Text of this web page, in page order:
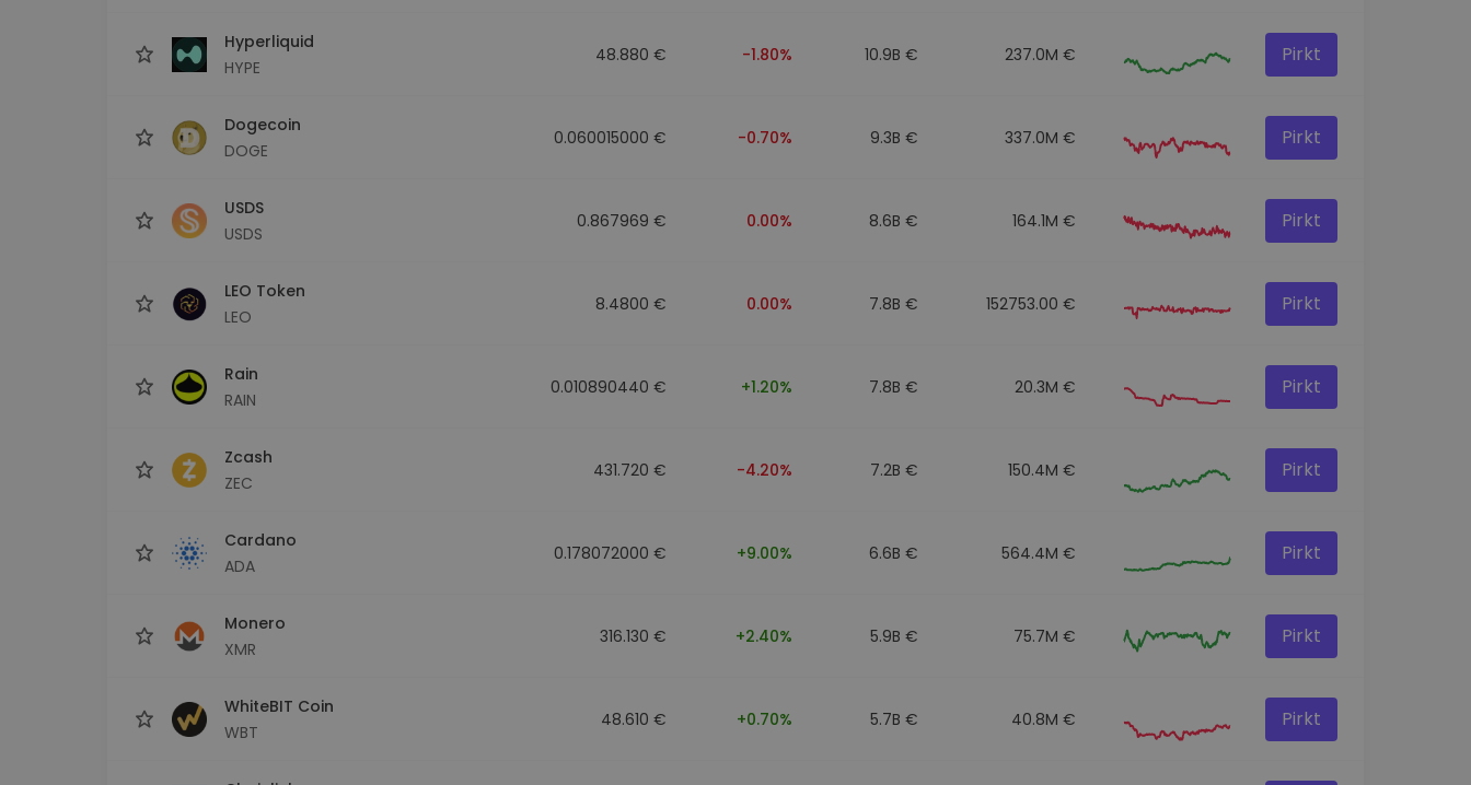
Hyperliquid
HYPE
48.880 € -1.80% 10.9B € 237.0M € Pirkt
Dogecoin
DOGE
0.060015000 € -0.70% 9.3B € 337.0M € Pirkt
USDS
USDS
0.867969 € 0.00% 8.6B € 164.1M € Pirkt
LEO Token
LEO
8.4800 € 0.00% 7.8B € 152753.00 € Pirkt
Rain
RAIN
0.010890440 € +1.20% 7.8B € 20.3M € Pirkt
Zcash
ZEC
431.720 € -4.20% 7.2B € 150.4M € Pirkt
Cardano
ADA
0.178072000 € +9.00% 6.6B € 564.4M € Pirkt
Monero
XMR
316.130 € +2.40% 5.9B € 75.7M € Pirkt
WhiteBIT Coin
WBT
48.610 € +0.70% 5.7B € 40.8M € Pirkt